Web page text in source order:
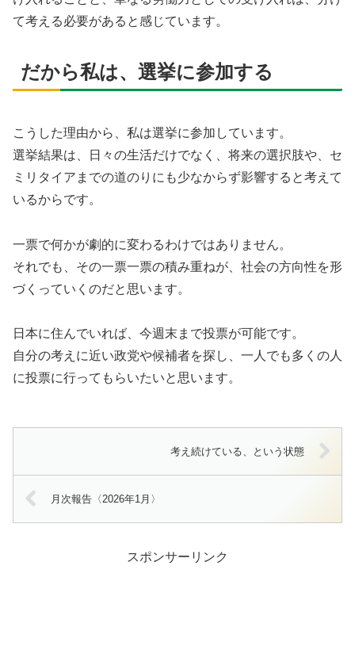
て考える必要があると感じています。
だから私は、選挙に参加する
こうした理由から、私は選挙に参加しています。
選挙結果は、日々の生活だけでなく、将来の選択肢や、セ
ミリタイアまでの道のりにも少なからず影響すると考えて
いるからです。
一票で何かが劇的に変わるわけではありません。
それでも、その一票一票の積み重ねが、社会の方向性を形
づくっていくのだと思います。
日本に住んでいれば、今週末まで投票が可能です。
自分の考えに近い政党や候補者を探し、一人でも多くの人
に投票に行ってもらいたいと思います。
考え続けている、という状態
月次報告〈2026年1月〉
スポンサーリンク